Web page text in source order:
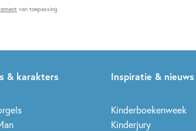
van toepassing.
& karakters Inspiratie & nieuws
Kinderboekenweek
Kinderjury